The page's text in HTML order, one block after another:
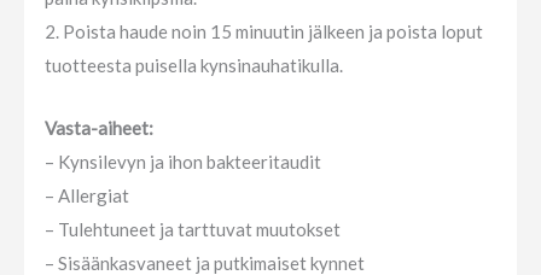
2. Poista haude noin 15 minuutin jälkeen ja poista loput
tuotteesta puisella kynsinauhatikulla.
Vasta-aiheet:
– Kynsilevyn ja ihon bakteeritaudit
– Allergiat
– Tulehtuneet ja tarttuvat muutokset
– Sisäänkasvaneet ja putkimaiset kynnet